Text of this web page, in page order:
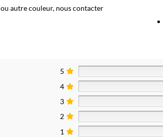
ou autre couleur, nous contacter
5
4
3
2
1